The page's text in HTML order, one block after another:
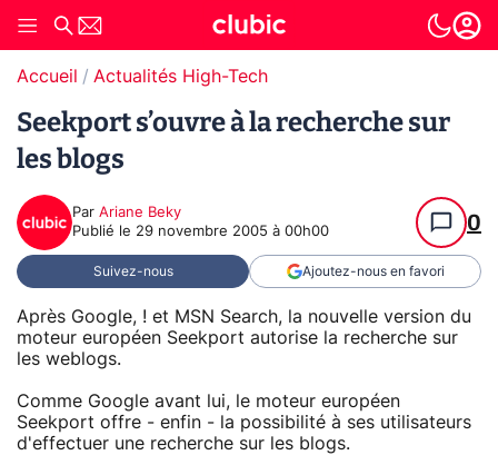
Accueil Actualités High-Tech
Seekport s’ouvre à la recherche sur
les blogs
Par Ariane Beky
Publié le 29 novembre 2005 à 00h00 0
Suivez-nous Ajoutez-nous en favori
Après Google, ! et MSN Search, la nouvelle version du
moteur européen Seekport autorise la recherche sur
les weblogs.
Comme Google avant lui, le moteur européen
Seekport offre - enfin - la possibilité à ses utilisateurs
d'effectuer une recherche sur les blogs.